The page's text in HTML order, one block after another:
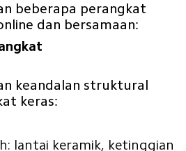
beberapa perangkat
dan bersamaan:
keandalan struktural
keras:
lantai keramik, ketinggian